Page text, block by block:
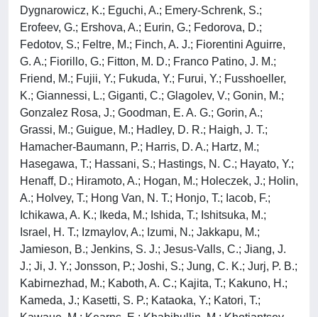
Dygnarowicz, K.; Eguchi, A.; Emery-Schrenk, S.;
Erofeev, G.; Ershova, A.; Eurin, G.; Fedorova, D.;
Fedotov, S.; Feltre, M.; Finch, A. J.; Fiorentini Aguirre,
G. A.; Fiorillo, G.; Fitton, M. D.; Franco Patino, J. M.;
Friend, M.; Fujii, Y.; Fukuda, Y.; Furui, Y.; Fusshoeller,
K.; Giannessi, L.; Giganti, C.; Glagolev, V.; Gonin, M.;
Gonzalez Rosa, J.; Goodman, E. A. G.; Gorin, A.;
Grassi, M.; Guigue, M.; Hadley, D. R.; Haigh, J. T.;
Hamacher-Baumann, P.; Harris, D. A.; Hartz, M.;
Hasegawa, T.; Hassani, S.; Hastings, N. C.; Hayato, Y.;
Henaff, D.; Hiramoto, A.; Hogan, M.; Holeczek, J.; Holin,
A.; Holvey, T.; Hong Van, N. T.; Honjo, T.; Iacob, F.;
Ichikawa, A. K.; Ikeda, M.; Ishida, T.; Ishitsuka, M.;
Israel, H. T.; Izmaylov, A.; Izumi, N.; Jakkapu, M.;
Jamieson, B.; Jenkins, S. J.; Jesus-Valls, C.; Jiang, J.
J.; Ji, J. Y.; Jonsson, P.; Joshi, S.; Jung, C. K.; Jurj, P. B.;
Kabirnezhad, M.; Kaboth, A. C.; Kajita, T.; Kakuno, H.;
Kameda, J.; Kasetti, S. P.; Kataoka, Y.; Katori, T.;